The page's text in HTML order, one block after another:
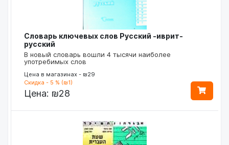
Словарь ключевых слов Русский -иврит-
русский
В новый словарь вошли 4 тысячи наиболее
употребимых слов
Цена в магазинах - ₪29
Скидка - 5 % (₪1)
Цена: ₪28